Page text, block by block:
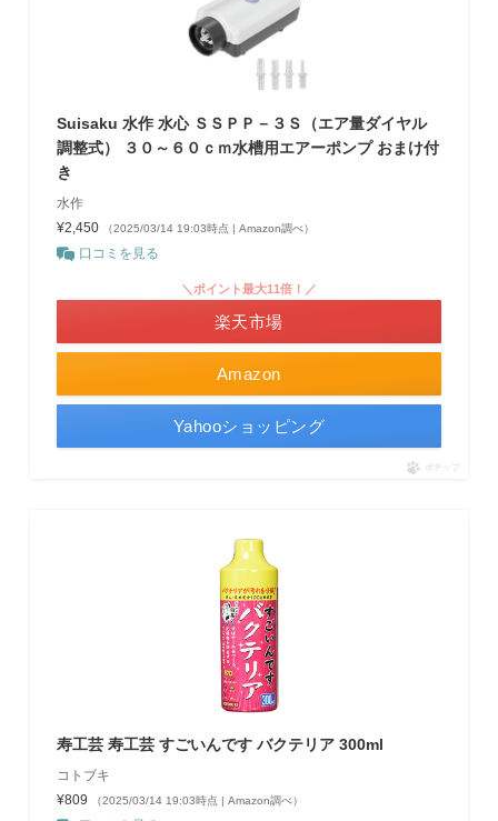
Suisaku 水作 水心 ＳＳＰＰ－３Ｓ（エア量ダイヤル
調整式） ３０～６０ｃｍ水槽用エアーポンプ おまけ付
き
水作
¥2,450
（2025/03/14 19:03時点 | Amazon調べ）
口コミを見る
Amazon
＼ポイント最大11倍！／
楽天市場
Yahooショッピング
ポチップ
寿工芸 寿工芸 すごいんです バクテリア 300ml
コトブキ
¥809
（2025/03/14 19:03時点 | Amazon調べ）